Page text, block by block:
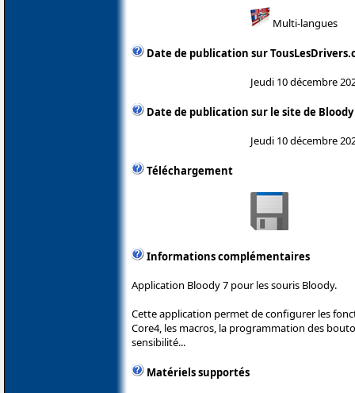
Multi-langues
Date de publication sur
Jeudi 10 décembre
Date de publication sur le site de Bloody
Jeudi 10 décembre
Téléchargement
Informations complémentaires
Application Bloody 7 pour les souris Bloody.
Cette application permet de configurer les
Core4, les macros, la programmation des
sensibilité...
Matériels supportés